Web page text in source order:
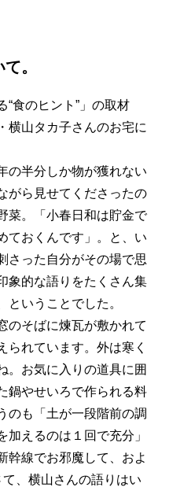
。
“食のヒント”」の取材
横山タカ子さんのお宅に
の半分しか物が獲れない
がら見せてくださったの
菜。「小春日和は貯金で
ておくんです」。と、い
さった自分がその場で思
象的な語りをたくさん集
いうことでした。
のそばに煉瓦が敷かれて
られています。外は寒く
。お気に入りの道具に囲
鍋やせいろで作られる料
のも「土が一段階前の調
えるのは１回で充分」
幹線でお邪魔して、およ
、横山さんの語りはい